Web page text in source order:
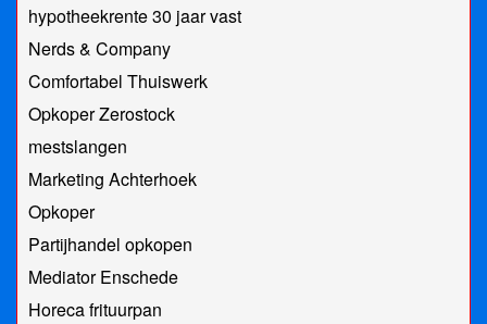
hypotheekrente 30 jaar vast
Nerds & Company
Comfortabel Thuiswerk
Opkoper Zerostock
mestslangen
Marketing Achterhoek
Opkoper
Partijhandel opkopen
Mediator Enschede
Horeca frituurpan